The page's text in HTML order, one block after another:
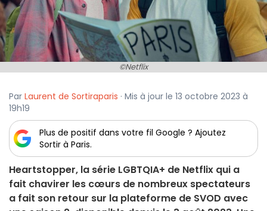
©Netflix
Par Laurent de Sortiraparis · Mis à jour le 13 octobre 2023 à
19h19
Plus de positif dans votre fil Google ? Ajoutez
Sortir à Paris.
Heartstopper, la série LGBTQIA+ de Netflix qui a
fait chavirer les cœurs de nombreux spectateurs
a fait son retour sur la plateforme de SVOD avec